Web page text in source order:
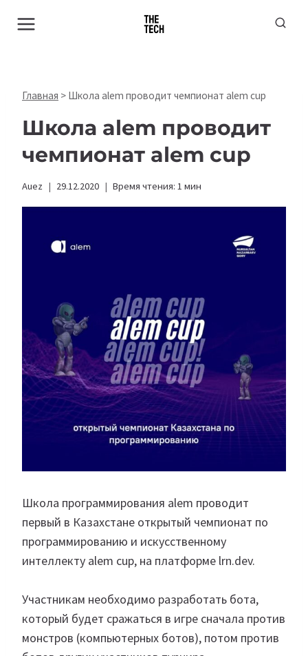
Главная > Школа alem проводит чемпионат alem cup
Школа alem проводит
чемпионат alem cup
Auez 29.12.2020 Время чтения: 1 мин
Школа программирования alem проводит
первый в Казахстане открытый чемпионат по
программированию и искусственному
интеллекту alem cup, на платформе lrn.dev.
Участникам необходимо разработать бота,
который будет сражаться в игре сначала против
монстров (компьютерных ботов), потом против